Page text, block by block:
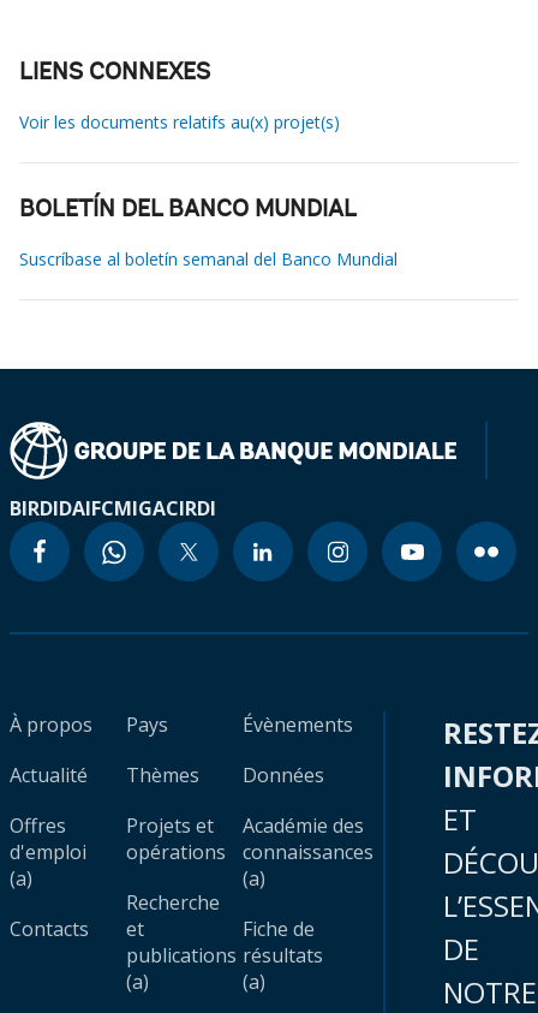
LIENS CONNEXES
Voir les documents relatifs au(x) projet(s)
BOLETÍN DEL BANCO MUNDIAL
Suscríbase al boletín semanal del Banco Mundial
BIRDIDAIFCMIGACIRDI
À propos
Actualité
Offres
d'emploi
(a)
Contacts
Pays
Thèmes
Projets et
opérations
Recherche
et
publications
(a)
Évènements
Données
Académie des
connaissances
(a)
Fiche de
résultats
(a)
ET
DE
NOTRE